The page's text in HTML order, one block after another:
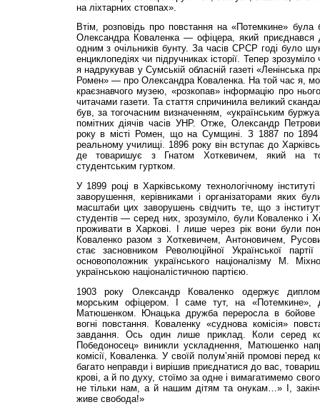
на ліхтарних стовпах».
Втім, розповідь про повстання на «Потемкине» була
Олександра Коваленка — офіцера, який приєднався
одним з очільників бунту. За часів СРСР годі було
енциклопедіях чи підручниках історії. Тепер
я надрукував у Сумській обласній газеті «Ленінська
Ромен» — про Олександра Коваленка. На той час я,
краєзнавчого музею, «розкопав» інформацію про
читачами газети. Та стаття спричинила великий
був, за тогочасним визначенням, «українським
помітних діячів часів УНР. Отже, Олександр
року в місті Ромен, що на Сумщині. З 1887 по 1894
реальному училищі. 1896 року він вступає до
де товаришує з Гнатом Хоткевичем, який на
студентським гуртком.
У 1899 році в Харківському технологічному інституті
заворушення, керівниками і організаторами яких
масштаби цих заворушень свідчить те, що з
студентів — серед них, зрозуміло, були Коваленко і
проживати в Харкові. І лише через рік вони були
Коваленко разом з Хоткевичем, Антоновичем,
стає засновником Революційної Української
основоположник українського націоналізму М.
українською націоналістичною партією.
1903 року Олександр Коваленко одержує диплом
морським офіцером. І саме тут, на
Матюшенком. Юнацька дружба переросла в бойове
вогні повстання. Коваленку «суднова комісія»
завдання. Ось один лише приклад. Коли серед
Победоносец» виникли ускладнення, Матюшенко
комісії, Коваленка. У своїй полум’яній промові
багато неправди і вирішив приєднатися до вас,
крові, а й по духу, стоїмо за одне і вимагатимемо
не тільки нам, а й нашим дітям та онукам…» І,
живе свобода!»